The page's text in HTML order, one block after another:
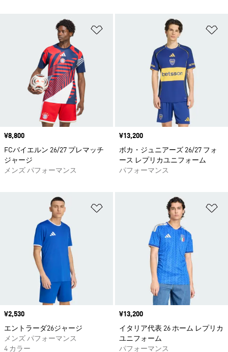
ほしいものリストに追加
価格
¥8,800
FCバイエルン 26/27 プレマッチ
ジャージ
メンズ パフォーマンス
価格
¥13,200
ボカ・ジュニアーズ 26/27 フォ
ース レプリカユニフォーム
パフォーマンス
ほしいものリストに追加
価格
¥2,530
エントラーダ26ジャージ
メンズ パフォーマンス
4 カラー
価格
¥13,200
イタリア代表 26 ホーム レプリカ
ユニフォーム
パフォーマンス